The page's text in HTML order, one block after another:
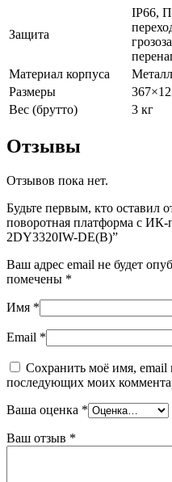
Защита
IP66,
Материал корпуса
Металл
Размеры
Вес (брутто)
3 кг
Отзывы
Отзывов пока нет.
Будьте первым, кто оставил
поворотная платформа с
2DY3320IW-DE(B)”
Ваш адрес email не будет
помечены *
Имя *
Email *
Сохранить моё имя, email
последующих моих
Ваша оценка *
Ваш отзыв *